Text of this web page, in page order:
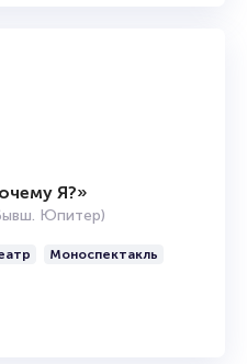
Я?»
Юпитер)
Моноспектакль